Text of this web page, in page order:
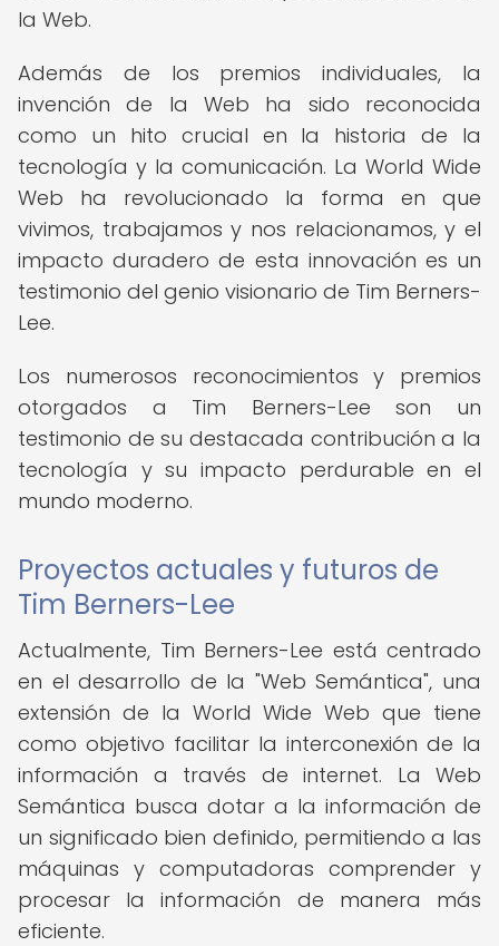
la Web.
Además de los premios individuales, la
invención de la Web ha sido reconocida
como un hito crucial en la historia de la
tecnología y la comunicación. La World Wide
Web ha revolucionado la forma en que
vivimos, trabajamos y nos relacionamos, y el
impacto duradero de esta innovación es un
testimonio del genio visionario de Tim Berners-
Lee.
Los numerosos reconocimientos y premios
otorgados a Tim Berners-Lee son un
testimonio de su destacada contribución a la
tecnología y su impacto perdurable en el
mundo moderno.
Proyectos actuales y futuros de
Tim Berners-Lee
Actualmente, Tim Berners-Lee está centrado
en el desarrollo de la "Web Semántica", una
extensión de la World Wide Web que tiene
como objetivo facilitar la interconexión de la
información a través de internet. La Web
Semántica busca dotar a la información de
un significado bien definido, permitiendo a las
máquinas y computadoras comprender y
procesar la información de manera más
eficiente.